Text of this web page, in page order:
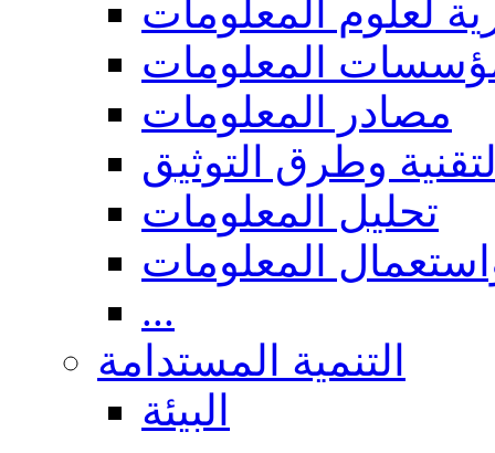
لعلوم المعلومات
المعلومات
مصادر المعلومات
وطرق التوثيق
تحليل المعلومات
المعلومات
...
التنمية المستدامة
البيئة